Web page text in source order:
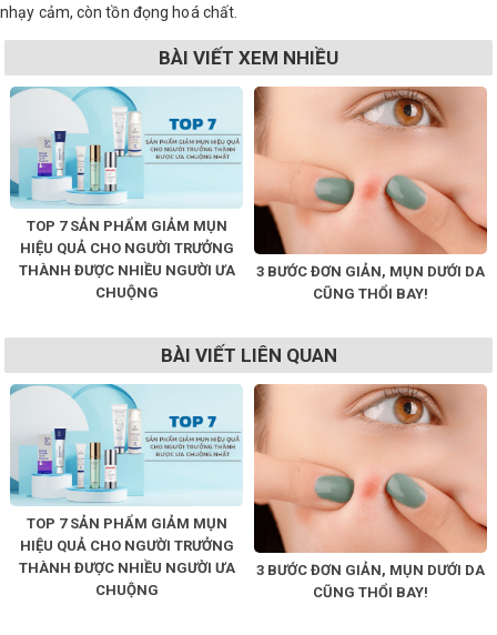
nhạy cảm, còn tồn đọng hoá chất.
BÀI VIẾT XEM NHIỀU
TOP 7 SẢN PHẨM GIẢM MỤN
HIỆU QUẢ CHO NGƯỜI TRƯỞNG
THÀNH ĐƯỢC NHIỀU NGƯỜI ƯA
CHUỘNG
3 BƯỚC ĐƠN GIẢN, MỤN DƯỚI DA
CŨNG THỔI BAY!
BÀI VIẾT LIÊN QUAN
TOP 7 SẢN PHẨM GIẢM MỤN
HIỆU QUẢ CHO NGƯỜI TRƯỞNG
THÀNH ĐƯỢC NHIỀU NGƯỜI ƯA
CHUỘNG
3 BƯỚC ĐƠN GIẢN, MỤN DƯỚI DA
CŨNG THỔI BAY!